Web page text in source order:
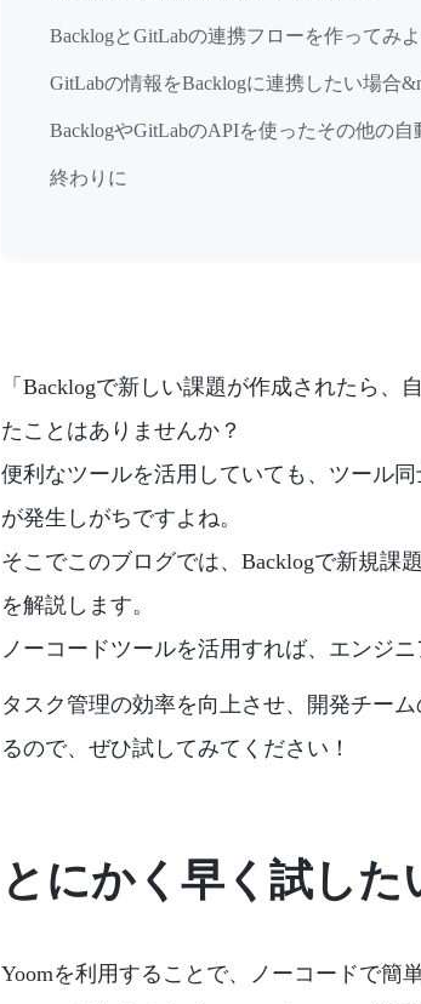
BacklogとGitLabの連携フローを作ってみ
GitLabの情報をBacklogに連携したい場合
BacklogやGitLabのAPIを使ったその他の自
終わりに
「Backlogで新しい課題が作成されたら
たことはありませんか？
便利なツールを活用していても、ツール
が発生しがちですよね。
そこでこのブログでは、Backlogで新規課
を解説します。
ノーコードツールを活用すれば、エンジ
タスク管理の効率を向上させ、開発チー
るので、ぜひ試してみてください！
とにかく早く試した
Yoomを利用することで、ノーコードで簡